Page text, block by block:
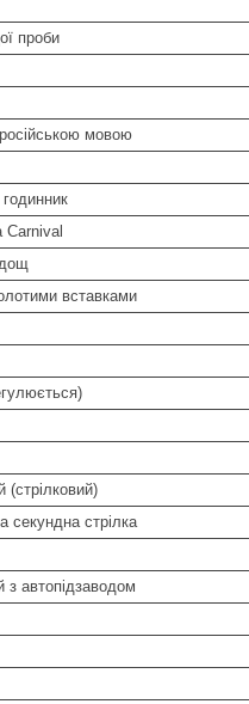
проби
російською мовою
Carnival
вставками
(стрілковий)
секундна стрілка
з автопідзаводом